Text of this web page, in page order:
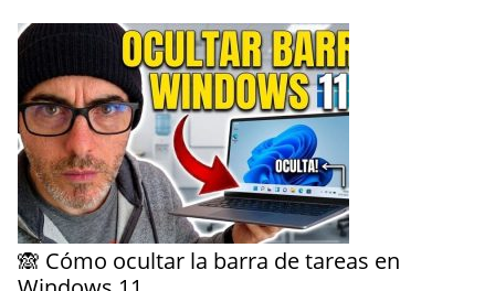
🙈 Cómo ocultar la barra de tareas en